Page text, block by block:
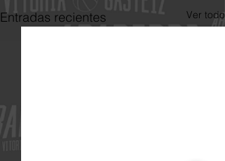
Entradas recientes Ver todo